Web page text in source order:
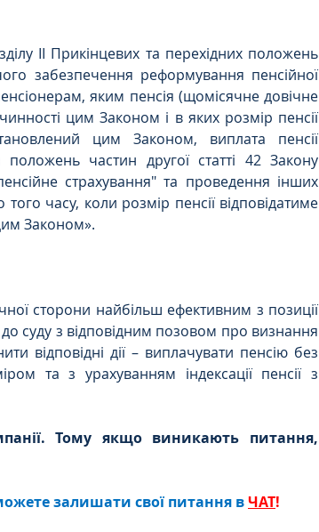
ІІ Прикінцевих та перехідних положень
забезпечення реформування пенсійної
яким пенсія (щомісячне довічне
цим Законом і в яких розмір пенсії
цим Законом, виплата пенсії
положень частин другої статті 42 Закону
страхування" та проведення інших
часу, коли розмір пенсії відповідатиме
Законом».
сторони найбільш ефективним з позиції
до суду з відповідним позовом про визнання
відповідні дії – виплачувати пенсію без
та з урахуванням індексації пенсії з
Тому якщо виникають питання,
залишати свої питання в ЧАТ!